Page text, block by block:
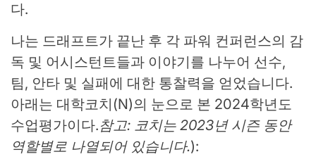
다.
나는 드래프트가 끝난 후 각 파워 컨퍼런스의 감
독 및 어시스턴트들과 이야기를 나누어 선수,
팀, 안타 및 실패에 대한 통찰력을 얻었습니다.
아래는 대학코치(N)의 눈으로 본 2024학년도
수업평가이다.참고: 코치는 2023년 시즌 동안
역할별로 나열되어 있습니다.):